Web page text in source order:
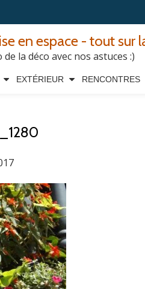
en espace - tout sur
la déco avec nos astuces :)
EXTÉRIEUR RENCONTRES